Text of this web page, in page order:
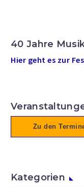
40 Jahre
Hier geht es zur
Zu den
Kategorien